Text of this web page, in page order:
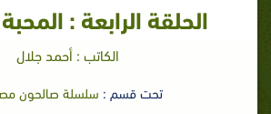
الحلقة الرابعة :
الكاتب : أحمد جلال
تحت قسم : سلسلة صالحون